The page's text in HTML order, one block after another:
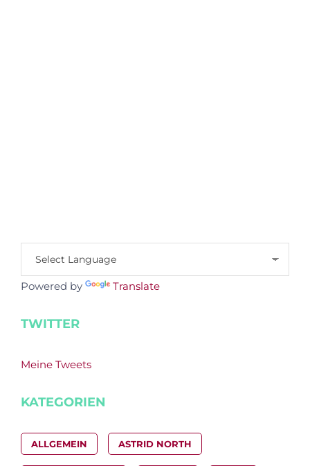
Powered by Translate
TWITTER
Meine Tweets
KATEGORIEN
ALLGEMEIN ASTRID NORTH